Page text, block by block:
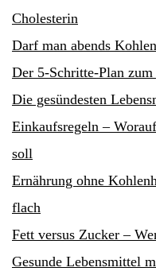
Cholesterin
Darf man abends
Der 5-Schritte-Plan zum
Die gesündesten
Einkaufsregeln –
soll
Ernährung ohne
flach
Fett versus Zucker –
Gesunde Lebensmittel